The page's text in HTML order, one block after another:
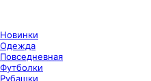
Новинки
Одежда
Повседневная
Футболки
Рубашки